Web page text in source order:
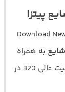
پیتزا
Download
به همراه
320 در